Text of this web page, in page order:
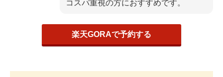
コスパ重視の方におすすめです。
楽天GORAで予約する